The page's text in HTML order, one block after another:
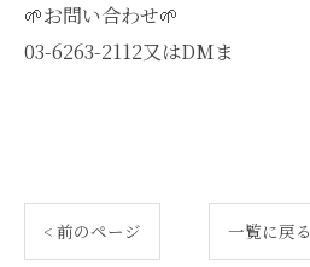
🌱お問い合わせ🌱
03-6263-2112又はDMま
< 前のページ 一覧に戻る